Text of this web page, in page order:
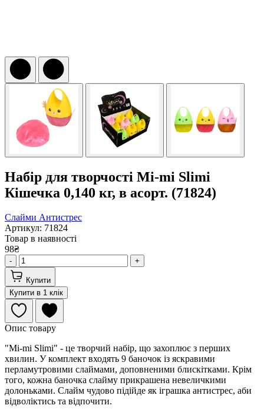
Набір для творчості Mi-mi Slimi
Кішечка 0,140 кг, в асорт. (71824)
Слайми Антистрес
Артикул: 71824
Товар в наявності
98₴
- +
Купити
Купити в 1 клік
Опис товару
"Mi-mi Slimi" - це творчий набір, що захоплює з перших
хвилин. У комплект входять 9 баночок із яскравими
перламутровими слаймами, доповненими блискітками. Крім
того, кожна баночка слайму прикрашена невеличкими
долоньками. Слайм чудово підійде як іграшка антистрес, аби
відволіктись та відпочити.